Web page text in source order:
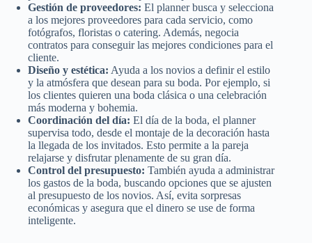
Gestión de proveedores: El planner busca y selecciona
a los mejores proveedores para cada servicio, como
fotógrafos, floristas o catering. Además, negocia
contratos para conseguir las mejores condiciones para el
cliente.
Diseño y estética: Ayuda a los novios a definir el estilo
y la atmósfera que desean para su boda. Por ejemplo, si
los clientes quieren una boda clásica o una celebración
más moderna y bohemia.
Coordinación del día: El día de la boda, el planner
supervisa todo, desde el montaje de la decoración hasta
la llegada de los invitados. Esto permite a la pareja
relajarse y disfrutar plenamente de su gran día.
Control del presupuesto: También ayuda a administrar
los gastos de la boda, buscando opciones que se ajusten
al presupuesto de los novios. Así, evita sorpresas
económicas y asegura que el dinero se use de forma
inteligente.